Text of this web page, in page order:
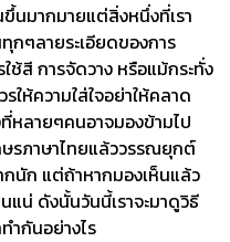
นมากมายแต่สิ่งหนึ่งที่เรา
กๆลายระเอียดของการ
ช้สี การจัดวาง หรือแม้กระทั่ง
ห้ความใส่ใจอย่าให้คลาด
หลายๆคนอาจมองข้ามไป
รภาษาไทยแล้ววรรณยุกต์
นัก แต่ถ้าหากมองเห็นแล้ว
แน่ ดังนั้นวันนี้เราจะมาดูวิธี
ำกันอย่างไร